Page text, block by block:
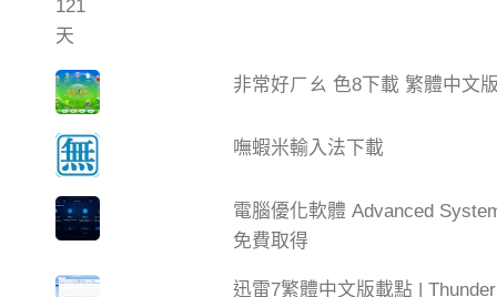
非常好ㄏㄠ 色8下載 繁體中文
嘸蝦米輸入法下載
電腦優化軟體 Advanced
免費取得
迅雷7繁體中文版載點 |